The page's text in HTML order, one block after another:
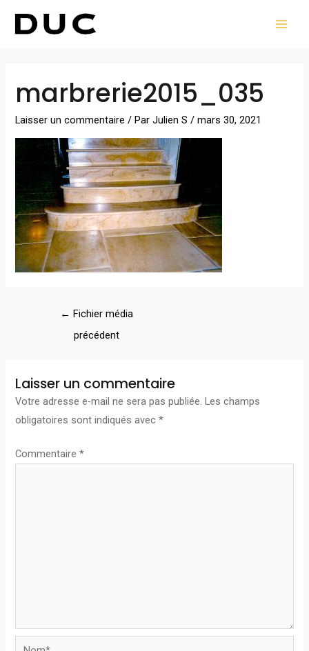
marbrerie2015_035
Laisser un commentaire / ParJulien S/mars 30, 2021
des
← Fichier média
précédent
Laisser un commentaire
Votre adresse e-mail ne sera pas publiée. Les champs
obligatoires sont indiqués avec*
Commentaire*
Nom*